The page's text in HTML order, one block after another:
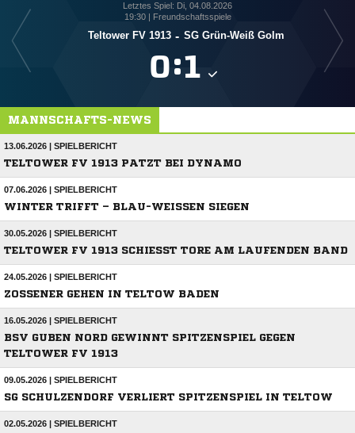
Letztes Spiel: Di, 04.08.2026
19:30 | Freundschaftsspiele
Teltower FV 1913 - SG Grün-Weiß Golm
:
MANNSCHAFTS-NEWS
13.06.2026 | SPIELBERICHT
TELTOWER FV 1913 PATZT BEI DYNAMO
07.06.2026 | SPIELBERICHT
WINTER TRIFFT – BLAU-WEISSEN SIEGEN
30.05.2026 | SPIELBERICHT
TELTOWER FV 1913 SCHIESST TORE AM LAUFENDEN BAND
24.05.2026 | SPIELBERICHT
ZOSSENER GEHEN IN TELTOW BADEN
16.05.2026 | SPIELBERICHT
BSV GUBEN NORD GEWINNT SPITZENSPIEL GEGEN
TELTOWER FV 1913
09.05.2026 | SPIELBERICHT
SG SCHULZENDORF VERLIERT SPITZENSPIEL IN TELTOW
02.05.2026 | SPIELBERICHT